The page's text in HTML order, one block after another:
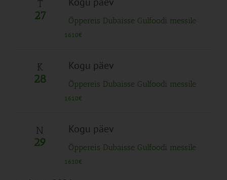
T
27 Õppereis Dubaisse Gulfoodi messile
1610€
K
28
Kogu päev
Õppereis Dubaisse Gulfoodi messile
1610€
N
29
Kogu päev
Õppereis Dubaisse Gulfoodi messile
1610€